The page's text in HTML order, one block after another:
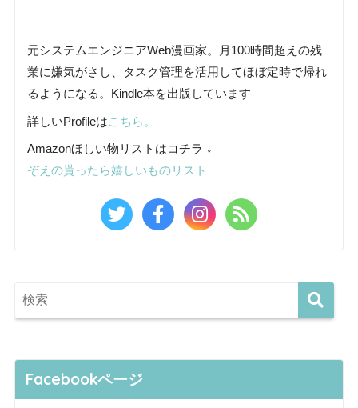
元システムエンジニアWeb漫画家。月100時間超えの残
業に嫌気がさし、タスク管理を活用してほぼ定時で帰れ
るようになる。Kindle本を出版しています
詳しいProfileはこちら。
Amazonほしい物リストはコチラ ↓
ぞえの貰ったら嬉しいものリスト
Facebookページ